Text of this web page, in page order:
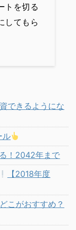
トを切る
してもら
できるようにな
ル
！2042年まで
【2018年度
こがおすすめ？